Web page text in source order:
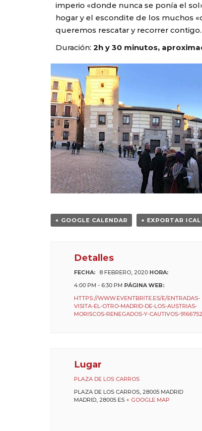
imperio «donde nunca se ponía el
hogar y el escondite de los muchos
queremos rescatar y recorrer contigo.
Duración: 2h y 30 minutos,
+ GOOGLE CALENDAR + EXPORTAR ICAL
Detalles
FECHA: 8 FEBRERO, 2020 HORA:
4:00 PM - 6:30 PM PÁGINA WEB:
HTTPS://WWW.EVENTBRITE.ES/E/ENTRADAS-
VISITA-EL-OTRO-MADRID-DE-LOS-AUSTRIAS-
MORISCOS-RENEGADOS-Y-CAUTIVOS-
Lugar
PLAZA DE LOS CARROS
PLAZA DE LOS CARROS, 28005 MADRID
MADRID, 28005 ES + GOOGLE MAP